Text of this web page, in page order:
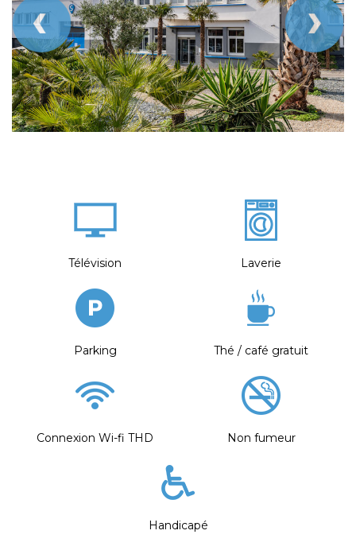
Télévision Laverie
Parking Thé / café gratuit
Connexion Wi-fi THD Non fumeur
Handicapé